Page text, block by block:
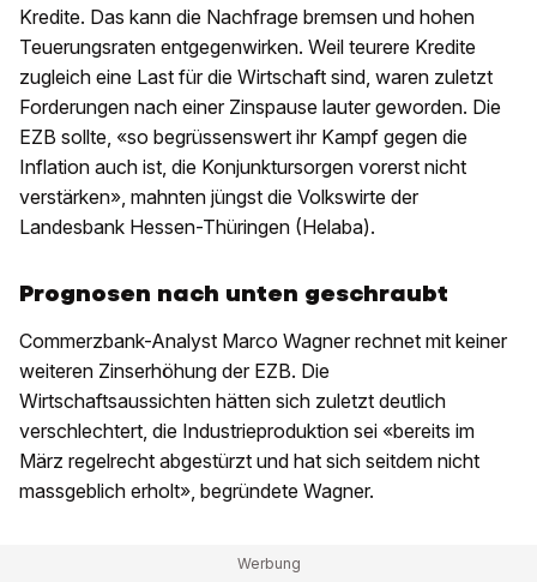
Kredite. Das kann die Nachfrage bremsen und hohen
Teuerungsraten entgegenwirken. Weil teurere Kredite
zugleich eine Last für die Wirtschaft sind, waren zuletzt
Forderungen nach einer Zinspause lauter geworden. Die
EZB sollte, «so begrüssenswert ihr Kampf gegen die
Inflation auch ist, die Konjunktursorgen vorerst nicht
verstärken», mahnten jüngst die Volkswirte der
Landesbank Hessen-Thüringen (Helaba).
Prognosen nach unten geschraubt
Commerzbank-Analyst Marco Wagner rechnet mit keiner
weiteren Zinserhöhung der EZB. Die
Wirtschaftsaussichten hätten sich zuletzt deutlich
verschlechtert, die Industrieproduktion sei «bereits im
März regelrecht abgestürzt und hat sich seitdem nicht
massgeblich erholt», begründete Wagner.